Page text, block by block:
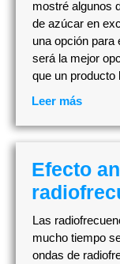
mostré algunos
de azúcar en
una opción para
será la mejor
que un producto
Leer más
Efecto
Las
mucho tiempo
ondas de